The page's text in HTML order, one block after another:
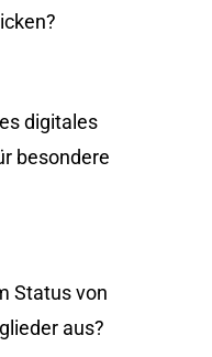
digitales
besondere
Status von
aus?